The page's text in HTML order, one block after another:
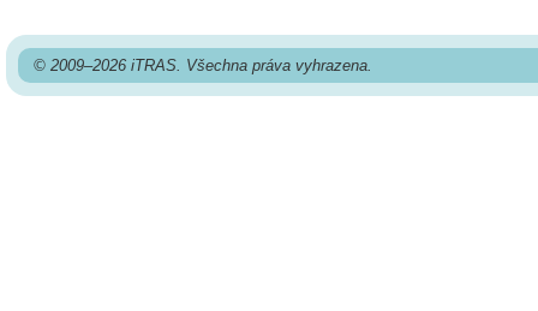
© 2009–2026 iTRAS. Všechna práva vyhrazena.